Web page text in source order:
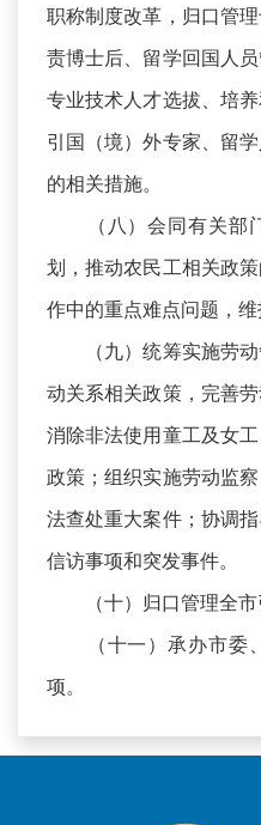
职称制度改革，归口管
责博士后、留学回国人
专业技术人才选拔、培
引国（境）外专家、留
的相关措施。
（八）会同有关部
划，推动农民工相关政
作中的重点难点问题，维
（九）统筹实施劳动
动关系相关政策，完善
消除非法使用童工及女
政策；组织实施劳动监
法查处重大案件；协调
信访事项和突发事件。
（十）归口管理全市
（十一）承办市委
项。